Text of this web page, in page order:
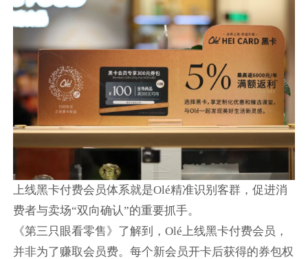
上线黑卡付费会员体系就是Olé精准识别客群，促进消
费者与卖场“双向确认”的重要抓手。
《第三只眼看零售》了解到，Olé上线黑卡付费会员，
并非为了赚取会员费。每个新会员开卡后获得的券包权